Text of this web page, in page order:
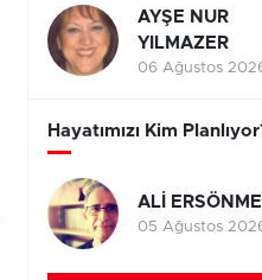
AYŞE NUR
YILMAZER
06 Ağustos
Hayatımızı Kim
ALİ
05 Ağustos